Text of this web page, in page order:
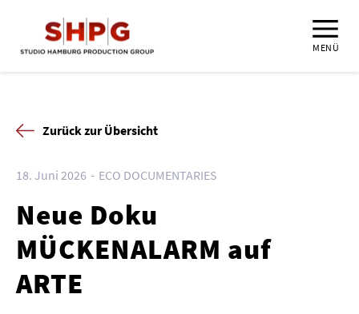
MENÜ
Zurück zur Übersicht
18. Juni 2026 ECO DOCUMENTARIES
Neue Doku
MÜCKENALARM auf
ARTE